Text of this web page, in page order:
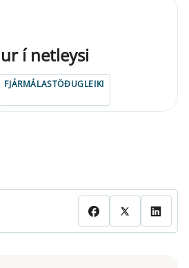
í netleysi
FJÁRMÁLASTÖÐUGLEIKI